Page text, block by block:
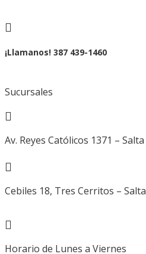

¡Llamanos! 387 439-1460
Sucursales

Av. Reyes Católicos 1371 – Salta

Cebiles 18, Tres Cerritos – Salta

Horario de Lunes a Viernes